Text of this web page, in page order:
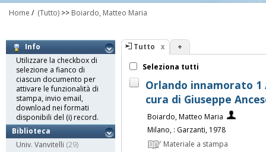
Home / (Tutto) >> Boiardo, Matteo Maria
Info
Utilizzare la checkbox di
selezione a fianco di
ciascun documento per
attivare le funzionalità di
stampa, invio email,
download nei formati
disponibili del (i) record.
Biblioteca
Univ. Vanvitelli (29)
Tutto +
Seleziona tutti
Orlando innamorato
cura di Giuseppe
Boiardo, Matteo Maria
Milano, : Garzanti, 1978
Materiale a stampa